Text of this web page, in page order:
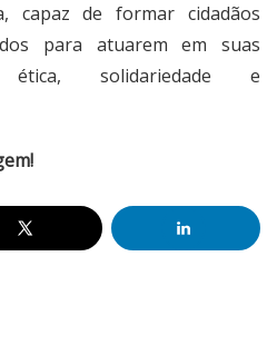
capaz de formar cidadãos
para atuarem em suas
ética, solidariedade e